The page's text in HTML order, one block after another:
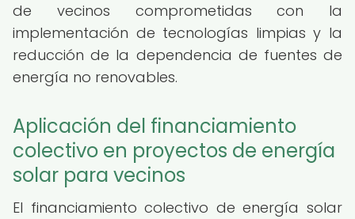
de vecinos comprometidas con la
implementación de tecnologías limpias y la
reducción de la dependencia de fuentes de
energía no renovables.
Aplicación del financiamiento
colectivo en proyectos de energía
solar para vecinos
El financiamiento colectivo de energía solar